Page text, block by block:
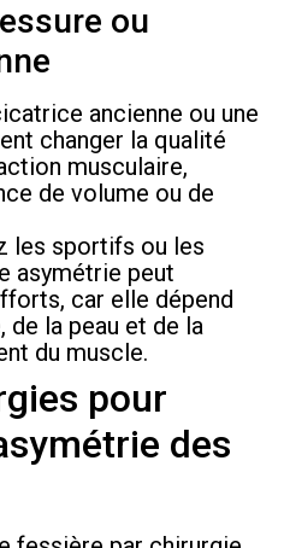
ou
ancienne ou une
changer la qualité
musculaire,
de volume ou de
les sportifs ou les
asymétrie peut
car elle dépend
de la peau et de la
du muscle.
pour
des